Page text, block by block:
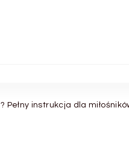
Pełny instrukcja dla